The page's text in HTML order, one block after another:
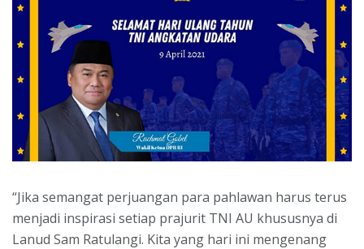
“Jika semangat perjuangan para pahlawan harus terus
menjadi inspirasi setiap prajurit TNI AU khususnya di
Lanud Sam Ratulangi. Kita yang hari ini mengenang